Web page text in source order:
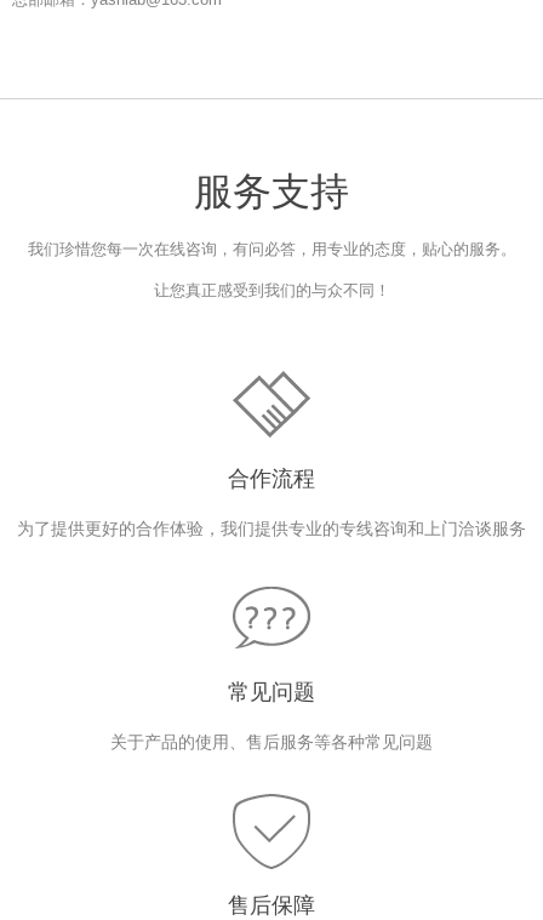
服务支持
我们珍惜您每一次在线咨询，有问必答，用专业的态度，贴心的服务。
让您真正感受到我们的与众不同！
合作流程
为了提供更好的合作体验，我们提供专业的专线咨询和上门洽谈服务
常见问题
关于产品的使用、售后服务等各种常见问题
售后保障